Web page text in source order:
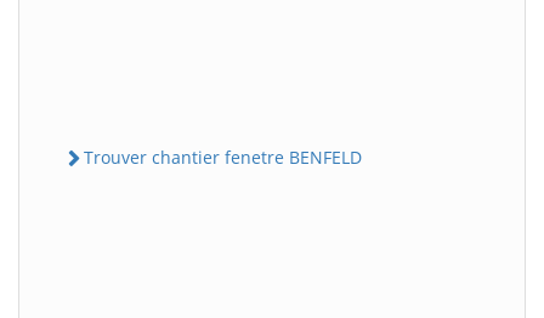
Trouver chantier fenetre BENFELD